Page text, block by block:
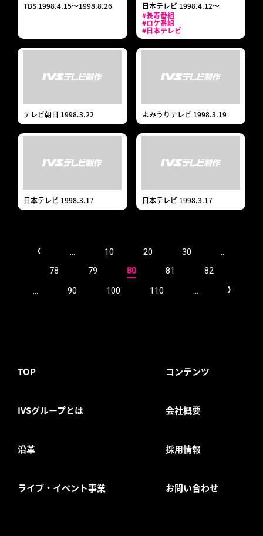
TBS 1998.4.15～1998.8.26
日本テレビ 1998.4.12～
#長寿番組
#ロケ番組
#日本テレビ
テレビ朝日 1998.3.22 よみうりテレビ 1998.3.19
日本テレビ 1998.3.17 日本テレビ 1998.3.17
< ... 10 20 30
...
78
79 80 81
82
...
90 100 110 ... >
TOP コンテンツ
IVSグループとは 会社概要
沿革 採用情報
ライブ・イベント事業 お問い合わせ